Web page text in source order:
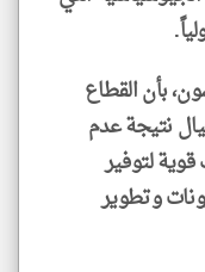
بأن القطاع
نتيجة عدم
قوية لتوفير
وتطوير